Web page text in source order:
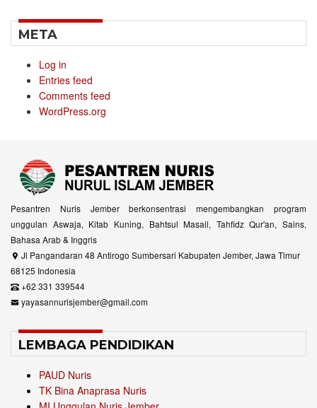
META
Log in
Entries feed
Comments feed
WordPress.org
Pesantren Nuris Jember berkonsentrasi mengembangkan program
unggulan Aswaja, Kitab Kuning, Bahtsul Masail, Tahfidz Qur'an, Sains,
Bahasa Arab & Inggris
Jl Pangandaran 48 Antirogo Sumbersari Kabupaten Jember, Jawa Timur
68125 Indonesia
+62 331 339544
yayasannurisjember@gmail.com
LEMBAGA PENDIDIKAN
PAUD Nuris
TK Bina Anaprasa Nuris